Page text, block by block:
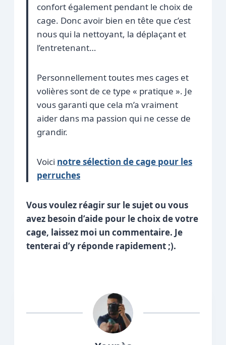
confort également pendant le choix de
cage. Donc avoir bien en tête que c’est
nous qui la nettoyant, la déplaçant et
l’entretenant…
Personnellement toutes mes cages et
volières sont de ce type « pratique ». Je
vous garanti que cela m’a vraiment
aider dans ma passion qui ne cesse de
grandir.
Voici notre sélection de cage pour les
perruches
Vous voulez réagir sur le sujet ou vous
avez besoin d’aide pour le choix de votre
cage, laissez moi un commentaire. Je
tenterai d’y réponde rapidement ;).